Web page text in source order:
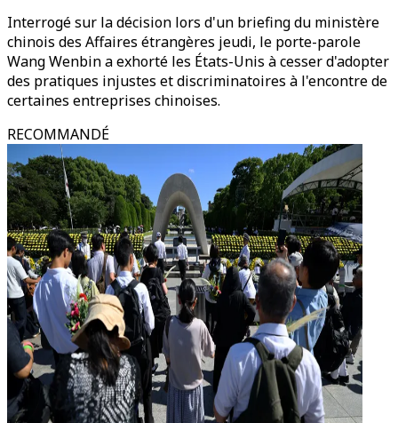
Interrogé sur la décision lors d'un briefing du ministère
chinois des Affaires étrangères jeudi, le porte-parole
Wang Wenbin a exhorté les États-Unis à cesser d'adopter
des pratiques injustes et discriminatoires à l'encontre de
certaines entreprises chinoises.
RECOMMANDÉ